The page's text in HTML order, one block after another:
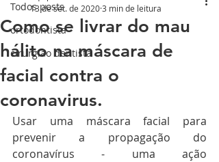
Todos posts
ortodontista
cirurgião dentista
Como se livrar do mau
hálito na máscara de
facial contra o
coronavirus.
13 de set. de 20203 min de leitura
Usar uma máscara facial para
prevenir a propagação do
coronavírus - uma ação